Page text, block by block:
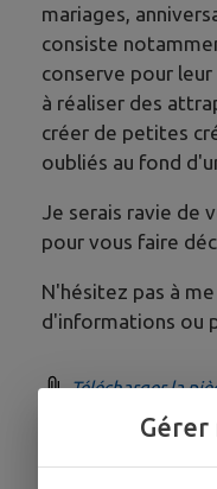
mariages,
consiste
conserve pour
à réaliser des
créer de petites
oubliés au fond
Je serais ravie de
pour vous faire
N'hésitez pas à
d'informations ou
Télécharger la
Gérer